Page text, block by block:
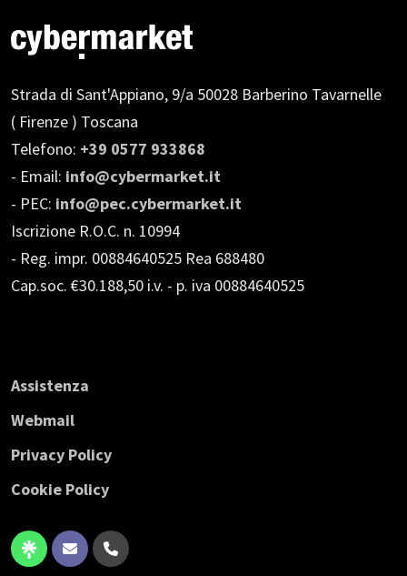
Strada di Sant'Appiano, 9/a 50028 Barberino Tavarnelle
( Firenze ) Toscana
Telefono: +39 0577 933868
- Email: info@cybermarket.it
- PEC: info@pec.cybermarket.it
Iscrizione R.O.C. n. 10994
- Reg. impr. 00884640525 Rea 688480
Cap.soc. €30.188,50 i.v. - p. iva 00884640525
Assistenza
Webmail
Privacy Policy
Cookie Policy